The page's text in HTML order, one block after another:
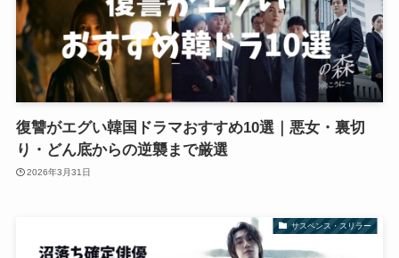
復讐がエグい韓国ドラマおすすめ10選｜悪女・裏切
り・どん底からの逆襲まで厳選
2026年3月31日
サスペンス・スリラー